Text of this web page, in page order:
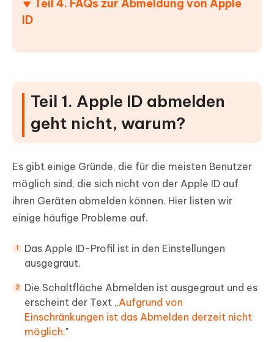
Teil 4. FAQs zur Abmeldung von Apple
ID
Teil 1. Apple ID abmelden
geht nicht, warum?
Es gibt einige Gründe, die für die meisten Benutzer
möglich sind, die sich nicht von der Apple ID auf
ihren Geräten abmelden können. Hier listen wir
einige häufige Probleme auf.
Das Apple ID-Profil ist in den Einstellungen
ausgegraut.
Die Schaltfläche Abmelden ist ausgegraut und es
erscheint der Text „Aufgrund von
Einschränkungen ist das Abmelden derzeit nicht
möglich."